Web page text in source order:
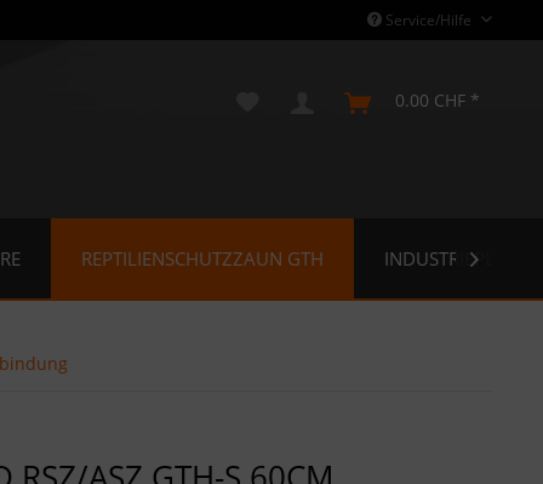
Service/Hilfe
0.00 CHF *
REPTILIENSCHUTZZAUN GTH INDUSTRIEPLANE
